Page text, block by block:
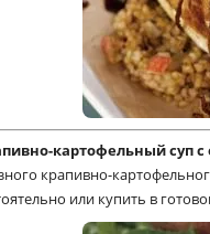
картофельный суп
крапивно-
или купить в